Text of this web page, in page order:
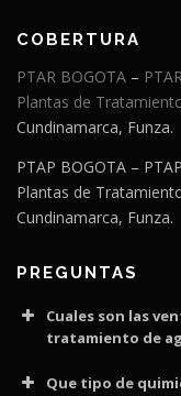
COBERTURA
PTAR BOGOTA –
Plantas de
Cundinamarca, Funza.
PTAP BOGOTA –
Plantas de
Cundinamarca, Funza.
PREGUNTAS
Cuales son las
tratamiento de
Que tipo de